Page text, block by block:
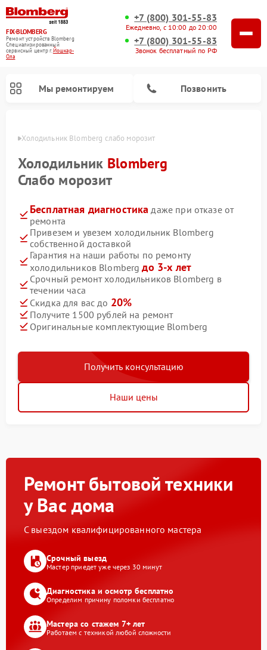
FIX-BLOMBERG
Ремонт устройств Blomberg
Специализированный
cервисный центр г.Йошкар-
Ола
+7 (800) 301-55-83
Ежедневно, с 10:00 до 20:00
+7 (800) 301-55-83
Звонок бесплатный по РФ
Мы ремонтируем Позвонить
Оле Холодильник Blomberg слабо морозит
Холодильник Blomberg
Слабо морозит
Бесплатная диагностика даже при отказе от
ремонта
Привезем и увезем холодильник Blomberg
собственной доставкой
Гарантия на наши работы по ремонту
холодильников Blombergдо 3-х лет
Срочный ремонт холодильников Blomberg в
течении часа
Скидка для вас до 20%
Получите 1500 рублей на ремонт
Оригинальные комплектующие Blomberg
Получить консультацию
Наши цены
Ремонт бытовой техники
у Вас дома
С выездом квалифицированного мастера
Срочный выезд
Мастер приедет уже через 30 минут
Диагностика и осмотр бесплатно
Определим причину поломки бесплатно
Мастера со стажем 7+ лет
Работаем с техникой любой сложности